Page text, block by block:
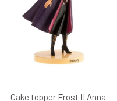
Cake topper Frost II Anna